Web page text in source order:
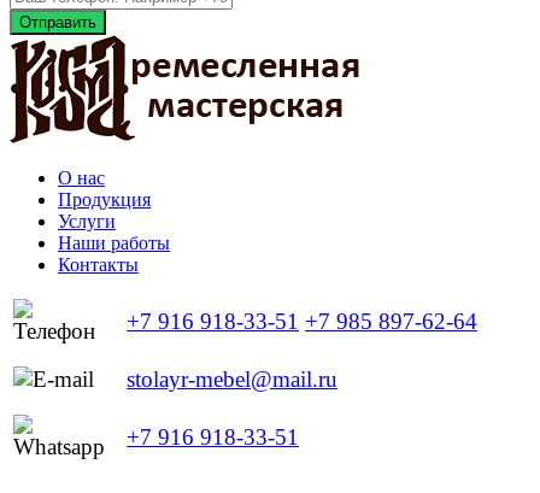
Отправить
О нас
Продукция
Услуги
Наши работы
Контакты
+7 916 918-33-51 +7 985 897-62-64
stolayr-mebel@mail.ru
+7 916 918-33-51